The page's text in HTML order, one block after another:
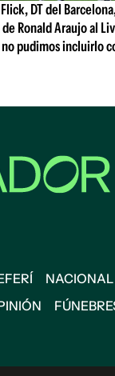
DT del
Ronald Araujo al
no pudimos incluirlo
NACIONAL